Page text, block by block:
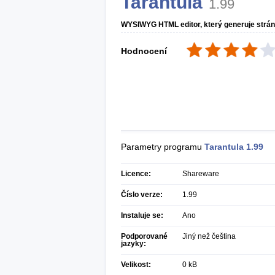
1.99
WYSIWYG HTML editor, který generuje
Hodnocení
Parametry programu Tarantula 1.99
Licence: Shareware
Číslo verze: 1.99
Instaluje se: Ano
Podporované
jazyky:
Jiný než čeština
Velikost: 0 kB